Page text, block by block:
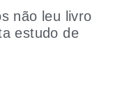
não leu livro
estudo de